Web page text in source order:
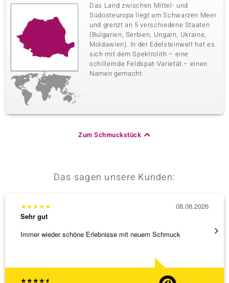
Das Land zwischen Mittel- und
Südosteuropa liegt am Schwarzen Meer
und grenzt an 5 verschiedene Staaten
(Bulgarien, Serbien, Ungarn, Ukraine,
Moldawien). In der Edelsteinwelt hat es
sich mit dem Spektrolith – eine
schillernde Feldspat-Varietät – einen
Namen gemacht.
Zum Schmuckstück
Das sagen unsere Kunden:
★★★★★
★★★★★
Sehr gut
Immer wieder schöne Erlebnisse mit neuem Schmuck
08.08.2026